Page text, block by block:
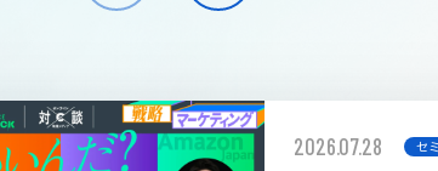
2026.07.28 セ